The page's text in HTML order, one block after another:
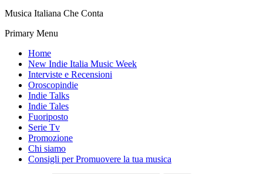
Musica Italiana Che Conta
Primary Menu
Home
New Indie Italia Music Week
Interviste e Recensioni
Oroscopindie
Indie Talks
Indie Tales
Fuoriposto
Serie Tv
Promozione
Chi siamo
Consigli per Promuovere la tua musica